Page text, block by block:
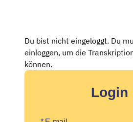
Du bist nicht eingeloggt. Du
einloggen, um die
können.
Login